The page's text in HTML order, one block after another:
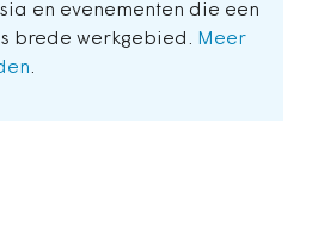
en evenementen die een
brede werkgebied. Meer
.